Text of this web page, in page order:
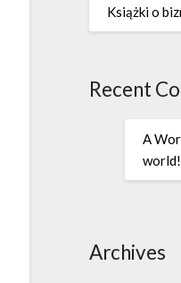
Książki o
Recent
A
world!
Archives